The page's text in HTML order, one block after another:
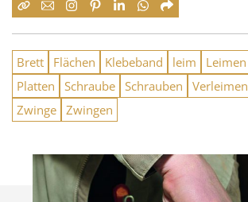
Brett Flächen Klebeband leim Leimen
Platten
Schraube Schrauben Verleimen
Zwinge Zwingen